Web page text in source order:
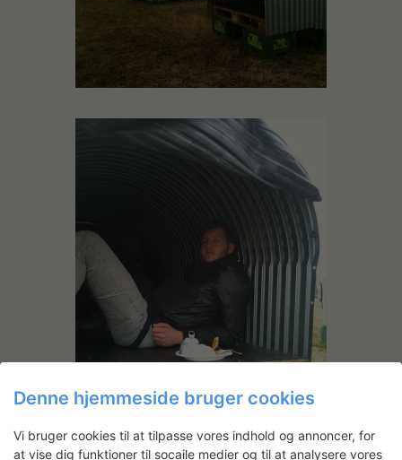
Denne hjemmeside bruger cookies
Vi bruger cookies til at tilpasse vores indhold og annoncer, for
at vise dig funktioner til socaile medier og til at analysere vores